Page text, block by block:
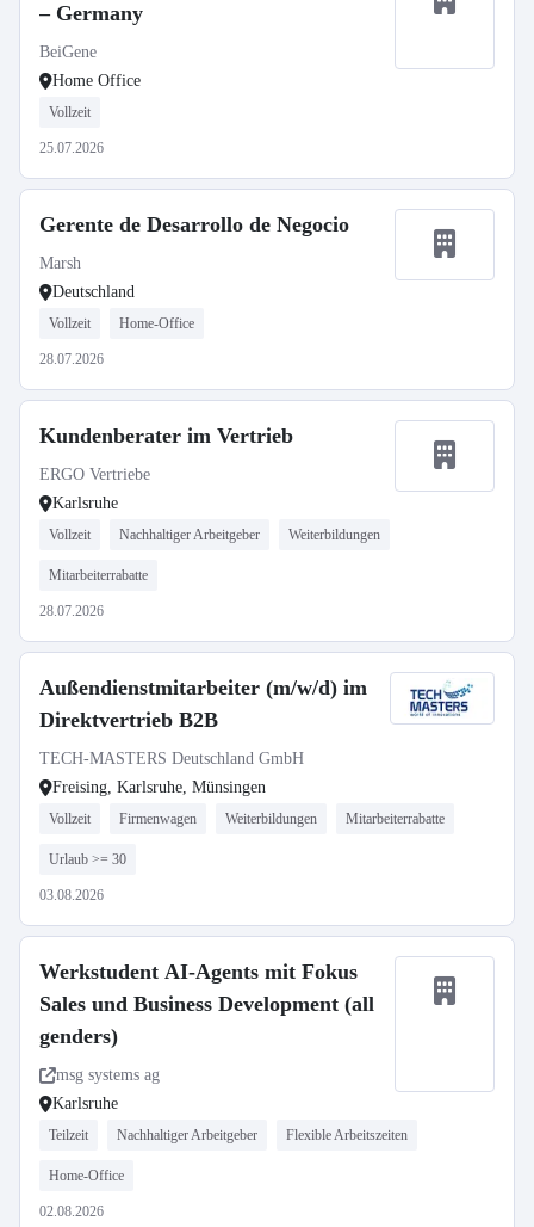
– Germany
BeiGene
Home Office
Vollzeit
25.07.2026
Gerente de Desarrollo de Negocio
Marsh
Deutschland
Vollzeit Home-Office
28.07.2026
Kundenberater im Vertrieb
ERGO Vertriebe
Karlsruhe
Vollzeit Nachhaltiger Arbeitgeber Weiterbildungen
Mitarbeiterrabatte
28.07.2026
Außendienstmitarbeiter (m/w/d) im
Direktvertrieb B2B
TECH-MASTERS Deutschland GmbH
Freising, Karlsruhe, Münsingen
Vollzeit Firmenwagen Weiterbildungen Mitarbeiterrabatte
Urlaub >= 30
03.08.2026
Werkstudent AI-Agents mit Fokus
Sales und Business Development (all
genders)
msg systems ag
Karlsruhe
Teilzeit Nachhaltiger Arbeitgeber Flexible Arbeitszeiten
Home-Office
02.08.2026